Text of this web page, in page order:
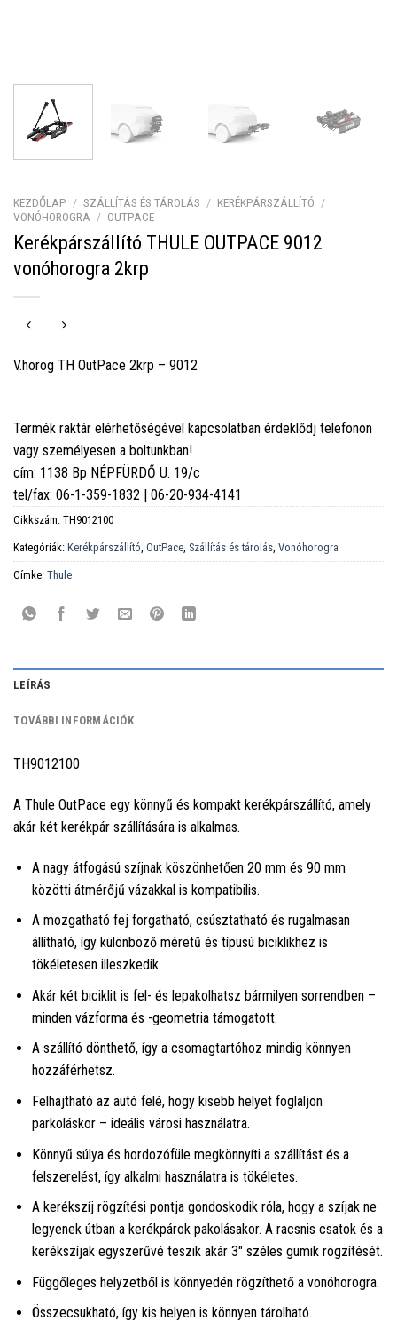
KEZDŐLAP / SZÁLLÍTÁS ÉS TÁROLÁS / KERÉKPÁRSZÁLLÍTÓ /
VONÓHOROGRA / OUTPACE
Kerékpárszállító THULE OUTPACE 9012
vonóhorogra 2krp
V.horog TH OutPace 2krp – 9012
Termék raktár elérhetőségével kapcsolatban érdeklődj telefonon
vagy személyesen a boltunkban!
cím: 1138 Bp NÉPFÜRDŐ U. 19/c
tel/fax: 06-1-359-1832 | 06-20-934-4141
Cikkszám: TH9012100
Kategóriák: Kerékpárszállító, OutPace, Szállítás és tárolás, Vonóhorogra
Címke: Thule
LEÍRÁS
TOVÁBBI INFORMÁCIÓK
TH9012100
A Thule OutPace egy könnyű és kompakt kerékpárszállító, amely
akár két kerékpár szállítására is alkalmas.
A nagy átfogású szíjnak köszönhetően 20 mm és 90 mm
közötti átmérőjű vázakkal is kompatibilis.
A mozgatható fej forgatható, csúsztatható és rugalmasan
állítható, így különböző méretű és típusú biciklikhez is
tökéletesen illeszkedik.
Akár két biciklit is fel- és lepakolhatsz bármilyen sorrendben –
minden vázforma és -geometria támogatott.
A szállító dönthető, így a csomagtartóhoz mindig könnyen
hozzáférhetsz.
Felhajtható az autó felé, hogy kisebb helyet foglaljon
parkoláskor – ideális városi használatra.
Könnyű súlya és hordozófüle megkönnyíti a szállítást és a
felszerelést, így alkalmi használatra is tökéletes.
A kerékszíj rögzítési pontja gondoskodik róla, hogy a szíjak ne
legyenek útban a kerékpárok pakolásakor. A racsnis csatok és a
kerékszíjak egyszerűvé teszik akár 3" széles gumik rögzítését.
Függőleges helyzetből is könnyedén rögzíthető a vonóhorogra.
Összecsukható, így kis helyen is könnyen tárolható.